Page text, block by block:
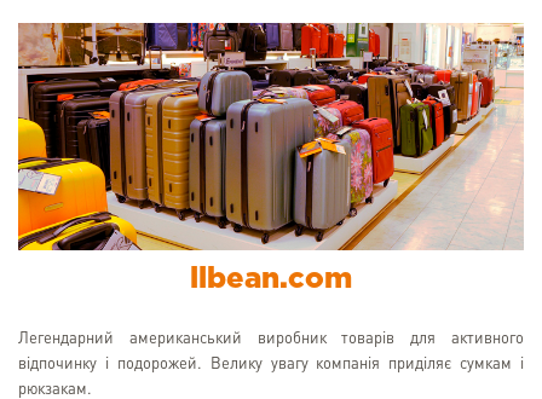
llbean.com
Легендарний американський виробник товарів для активного
відпочинку і подорожей. Велику увагу компанія приділяє сумкам і
рюкзакам.